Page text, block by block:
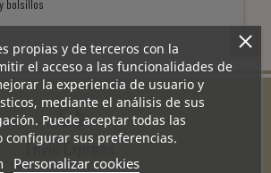
bolsillos
propias y de terceros con la
el acceso a las funcionalidades de
la experiencia de usuario y
mediante el análisis de sus
Puede aceptar todas las
configurar sus preferencias.
Personalizar cookies
Envío Express